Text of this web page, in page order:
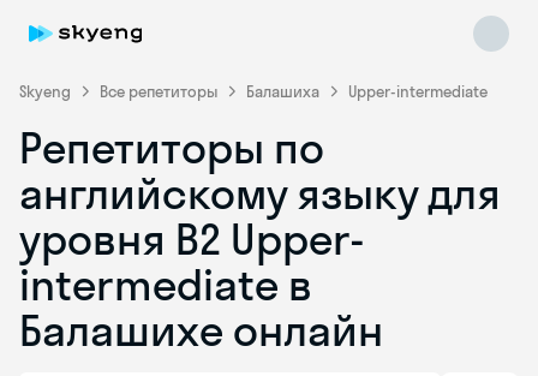
Skyeng Все репетиторы Балашиха Upper-intermediate
Репетиторы по
английскому языку для
уровня B2 Upper-
intermediate в
Балашихе онлайн
online